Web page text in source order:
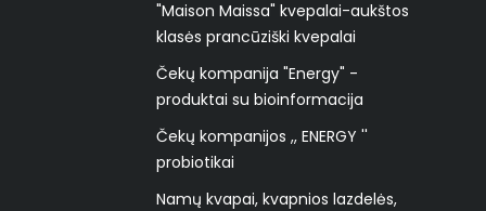
"Maison Maissa" kvepalai-aukštos
klasės prancūziški kvepalai
Čekų kompanija "Energy" -
produktai su bioinformacija
Čekų kompanijos ,, ENERGY ''
probiotikai
Namų kvapai, kvapnios lazdelės,